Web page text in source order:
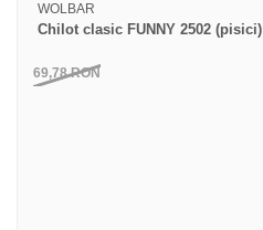
WOLBAR
Chilot clasic FUNNY 2502 (pisici)
69,78RON